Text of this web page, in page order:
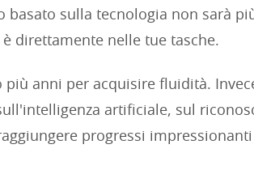
basato sulla tecnologia non sarà
direttamente nelle tue tasche.
più anni per acquisire fluidità.
artificiale, sul
progressi